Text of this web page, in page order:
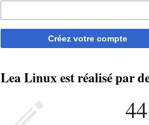
Créez votre compte
Lea Linux est réalisé par